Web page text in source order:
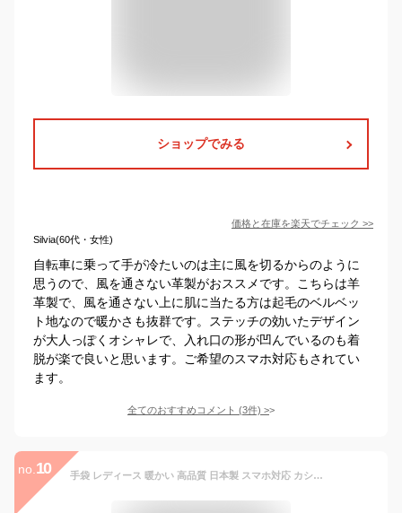
ショップでみる
価格と在庫を楽天でチェック >>
Silvia(60代・女性)
自転車に乗って手が冷たいのは主に風を切るからのように
思うので、風を通さない革製がおススメです。こちらは羊
革製で、風を通さない上に肌に当たる方は起毛のベルベッ
ト地なので暖かさも抜群です。ステッチの効いたデザイン
が大人っぽくオシャレで、入れ口の形が凹んでいるのも着
脱が楽で良いと思います。ご希望のスマホ対応もされてい
ます。
全てのおすすめコメント (3件) >
no. 10 手袋 レディース 暖かい 高品質 日本製 スマホ対応 カシミア調 レディース 手袋 ツートン かわいい スマホ対応 可愛い 防寒 レディース スマホ あたたかい おしゃれ あったか 手袋 ladies 冬 通勤 自転車 防風 大きいサイズ 誕生日 プレゼント